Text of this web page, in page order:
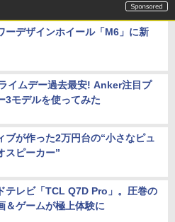
ーデザインホイール「M6」に新
イムデー過去最安! Anker注目プ
3モデルを使ってみた
ブが作った2万円台の“小さなピュ
スピーカー”
テレビ「TCL Q7D Pro」。圧巻の
＆ゲームが極上体験に